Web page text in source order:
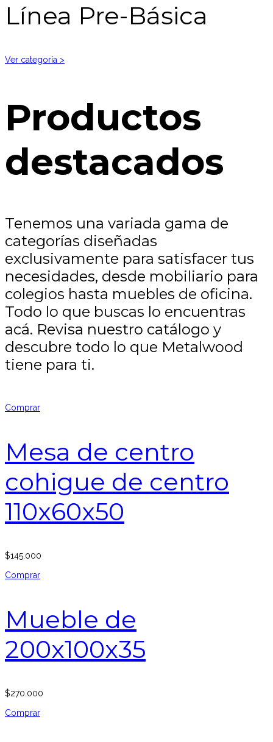
Línea Pre-Básica
Ver categoría >
Productos
destacados
Tenemos una variada gama de
categorías diseñadas
exclusivamente para satisfacer tus
necesidades, desde mobiliario para
colegios hasta muebles de oficina.
Todo lo que buscas lo encuentras
acá. Revisa nuestro catálogo y
descubre todo lo que Metalwood
tiene para ti.
Comprar
Mesa de centro
cohigue de centro
110x60x50
$145.000
Comprar
Mueble de
200x100x35
$270.000
Comprar